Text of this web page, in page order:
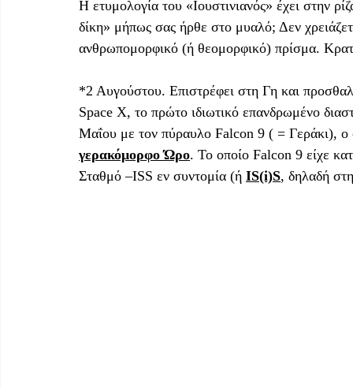
Η ετυμολογία του «Ιουστινιανός» έχει στην
δίκη» μήπως σας ήρθε στο μυαλό; Δεν
ανθρωπομορφικό (ή θεομορφικό) πρίσμα.
*2 Αυγούστου. Επιστρέφει στη Γη και
Space X, το πρώτο ιδιωτικό επανδρωμένο
Μαΐου με τον πύραυλο Falcon 9 ( = Γεράκι), ο
γερακόμορφο Ώρο. Το οποίο Falcon 9 είχε
Σταθμό –ISS εν συντομία (ή IS(i)S, δηλαδή